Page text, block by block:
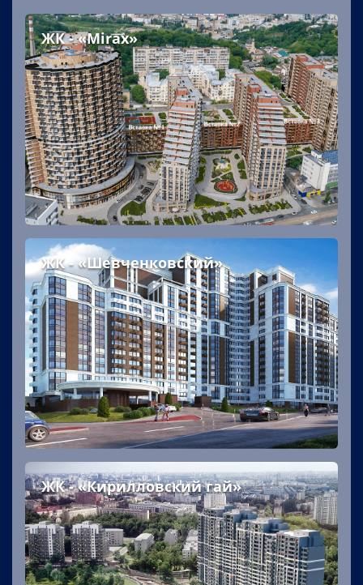
ЖК - «Mirax»
ЖК - «Шевченковский»
ЖК - «Кирилловский гай»